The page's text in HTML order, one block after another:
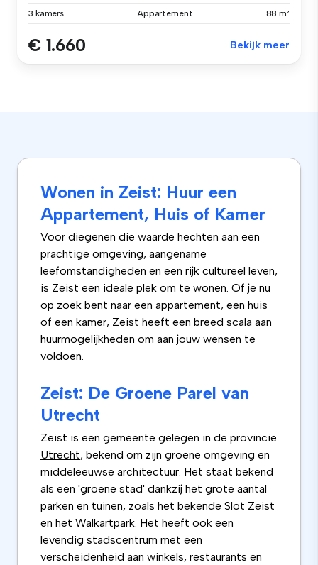
3 kamers Appartement 88 m²
€ 1.660 Bekijk meer
Wonen in Zeist: Huur een
Appartement, Huis of Kamer
Voor diegenen die waarde hechten aan een
prachtige omgeving, aangename
leefomstandigheden en een rijk cultureel leven,
is Zeist een ideale plek om te wonen. Of je nu
op zoek bent naar een appartement, een huis
of een kamer, Zeist heeft een breed scala aan
huurmogelijkheden om aan jouw wensen te
voldoen.
Zeist: De Groene Parel van
Utrecht
Zeist is een gemeente gelegen in de provincie
Utrecht, bekend om zijn groene omgeving en
middeleeuwse architectuur. Het staat bekend
als een 'groene stad' dankzij het grote aantal
parken en tuinen, zoals het bekende Slot Zeist
en het Walkartpark. Het heeft ook een
levendig stadscentrum met een
verscheidenheid aan winkels, restaurants en